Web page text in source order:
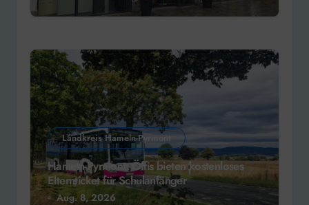
Landkreis Hameln-Pyrmont
Hameln-Pyrmont: Öffis bieten kostenloses
Elternticket für Schulanfänger
Aug. 8, 2026